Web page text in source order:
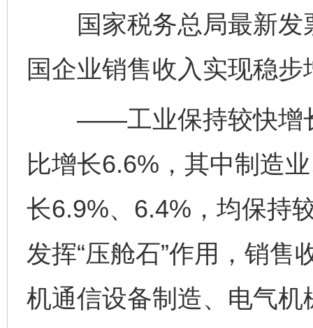
国家税务总局最新发
国企业销售收入实现稳
——工业保持较快增长
比增长6.6%，其中制造
长6.9%、6.4%，均保持
发挥“压舱石”作用，销
机通信设备制造、电气